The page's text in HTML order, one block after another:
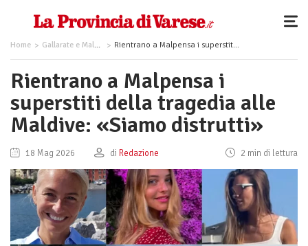
Home Gallarate e Malpensa Rientrano a Malpensa i superstiti della tragedia alle Maldive: «Siamo distrutti»
Rientrano a Malpensa i
superstiti della tragedia alle
Maldive: «Siamo distrutti»
18 Mag 2026 di Redazione 2 min di lettura